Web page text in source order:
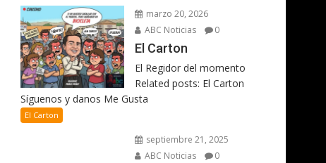
marzo 20, 2026
ABC Noticias
0
El Carton
El Regidor del momento
Related posts: El Carton
Síguenos y danos Me Gusta
El Carton
septiembre 21, 2025
ABC Noticias
0